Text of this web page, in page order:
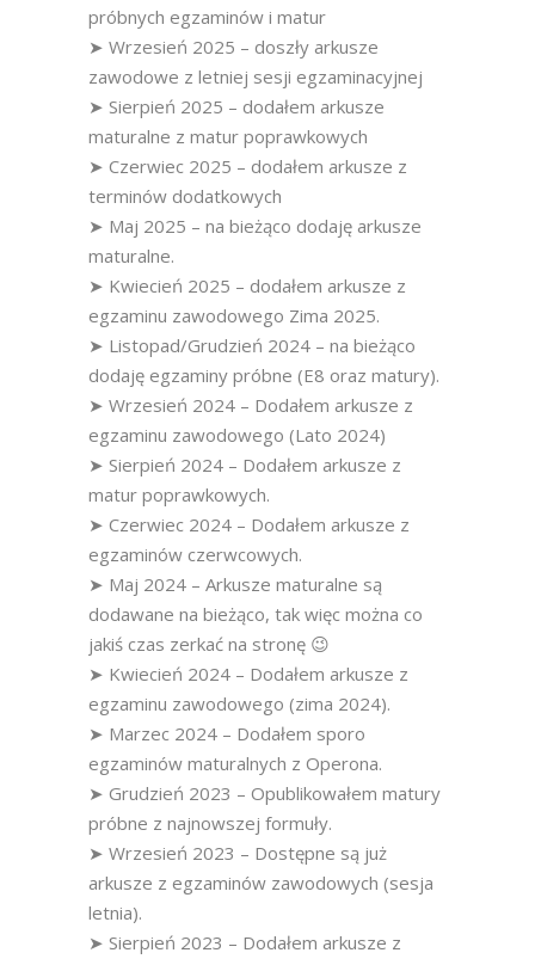
próbnych egzaminów i matur
➤ Wrzesień 2025 – doszły arkusze
zawodowe z letniej sesji egzaminacyjnej
➤ Sierpień 2025 – dodałem arkusze
maturalne z matur poprawkowych
➤ Czerwiec 2025 – dodałem arkusze z
terminów dodatkowych
➤ Maj 2025 – na bieżąco dodaję arkusze
maturalne.
➤ Kwiecień 2025 – dodałem arkusze z
egzaminu zawodowego Zima 2025.
➤ Listopad/Grudzień 2024 – na bieżąco
dodaję egzaminy próbne (E8 oraz matury).
➤ Wrzesień 2024 – Dodałem arkusze z
egzaminu zawodowego (Lato 2024)
➤ Sierpień 2024 – Dodałem arkusze z
matur poprawkowych.
➤ Czerwiec 2024 – Dodałem arkusze z
egzaminów czerwcowych.
➤ Maj 2024 – Arkusze maturalne są
dodawane na bieżąco, tak więc można co
jakiś czas zerkać na stronę 😉
➤ Kwiecień 2024 – Dodałem arkusze z
egzaminu zawodowego (zima 2024).
➤ Marzec 2024 – Dodałem sporo
egzaminów maturalnych z Operona.
➤ Grudzień 2023 – Opublikowałem matury
próbne z najnowszej formuły.
➤ Wrzesień 2023 – Dostępne są już
arkusze z egzaminów zawodowych (sesja
letnia).
➤ Sierpień 2023 – Dodałem arkusze z